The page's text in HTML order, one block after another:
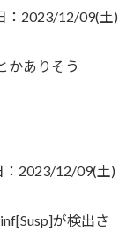
：2023/12/09(土)
かありそう
：2023/12/09(土)
が検出さ